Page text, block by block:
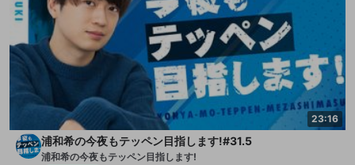
23:16
浦和希の今夜もテッペン目指します!#31.5
浦和希の今夜もテッペン目指します!